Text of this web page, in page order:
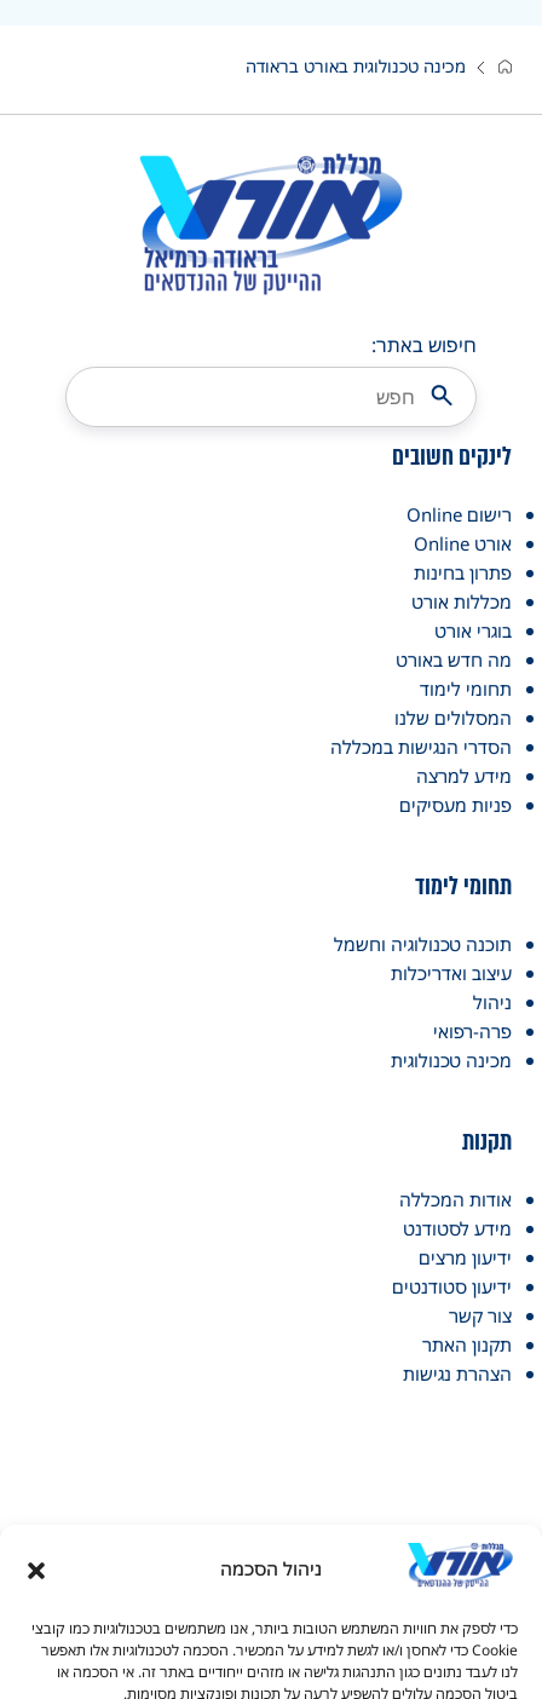
ניהול הסכמה
כדי לספק את חוויות המשתמש הטובות ביותר, אנו משתמשים בטכנולוגיות כמו קובצי
Cookie כדי לאחסן ו/או לגשת למידע על המכשיר. הסכמה לטכנולוגיות אלו תאפשר
לנו לעבד נתונים כגון התנהגות גלישה או מזהים ייחודיים באתר זה. אי הסכמה או
ביטול הסכמה עלולים להשפיע לרעה על תכונות ופונקציות מסוימות.
מכינה טכנולוגית באורט בראודה
חיפוש באתר:
לינקים חשובים
רישום Online
אורט Online
פתרון בחינות
מכללות אורט
בוגרי אורט
מה חדש באורט
תחומי לימוד
המסלולים שלנו
הסדרי הנגישות במכללה
מידע למרצה
פניות מעסיקים
תחומי לימוד
תוכנה טכנולוגיה וחשמל
עיצוב ואדריכלות
ניהול
פרה-רפואי
מכינה טכנולוגית
תקנות
אודות המכללה
מידע לסטודנט
ידיעון מרצים
ידיעון סטודנטים
צור קשר
תקנון האתר
הצהרת נגישות
© כל הזכויות שמורות למכללות אורט 2026
טקסט
טקסט